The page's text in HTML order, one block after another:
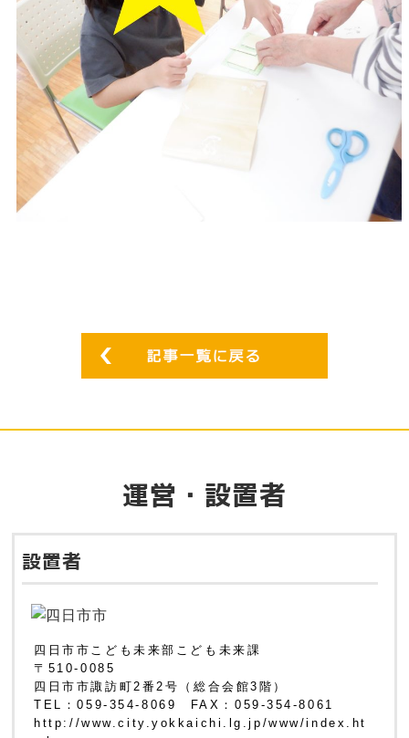
運営・設置者
設置者
四日市市こども未来部こども未来課
〒510-0085
四日市市諏訪町2番2号（総合会館3階）
TEL：059-354-8069 FAX：059-354-8061
http://www.city.yokkaichi.lg.jp/www/index.ht